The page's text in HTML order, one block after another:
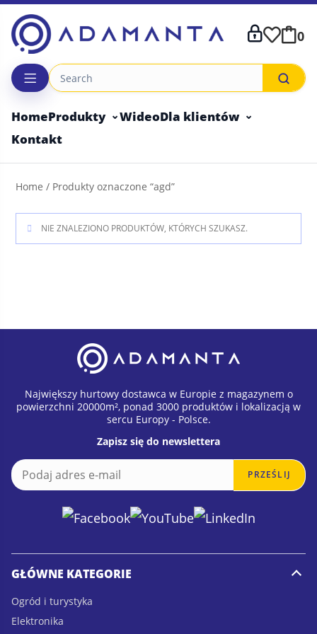
Skip
content
0
HomeProdukty WideoDla klientów
Kontakt
Home / Produkty oznaczone “agd”
NIE ZNALEZIONO PRODUKTÓW, KTÓRYCH SZUKASZ.
Największy hurtowy dostawca w Europie z magazynem o
powierzchni 20000m², ponad 3000 produktów i lokalizacją w
sercu Europy - Polsce.
Zapisz się do newslettera
a
i
l
E
m
PRZEŚLIJ
GŁÓWNE KATEGORIE
Ogród i turystyka
Elektronika